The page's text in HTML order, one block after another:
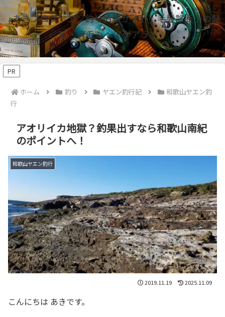
あきブログヤエン釣り情報サイト｜毛髪診断士の発
毛・育毛＆ヘアケアラボ
PR
ホーム 釣り ヤエン釣行記
和歌山ヤエン釣
行
アオリイカ地獄？釣果出すなら和歌山南紀
のポイントへ！
和歌山ヤエン釣行
2019.11.19 2025.11.09
こんにちは あきです。